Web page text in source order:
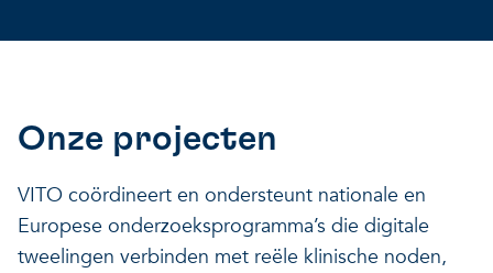
Onze projecten
VITO coördineert en ondersteunt nationale en
Europese onderzoeksprogramma’s die digitale
tweelingen verbinden met reële klinische noden,